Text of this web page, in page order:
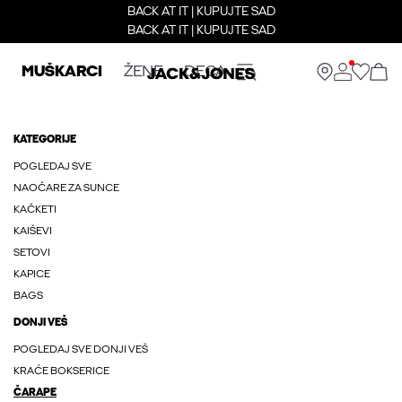
BACK AT IT | KUPUJTE SAD
BACK AT IT | KUPUJTE SAD
MUŠKARCI ŽENE DECA
KATEGORIJE
POGLEDAJ SVE
NAOČARE ZA SUNCE
KAČKETI
KAIŠEVI
SETOVI
KAPICE
BAGS
DONJI VEŠ
POGLEDAJ SVE DONJI VEŠ
KRAĆE BOKSERICE
ČARAPE